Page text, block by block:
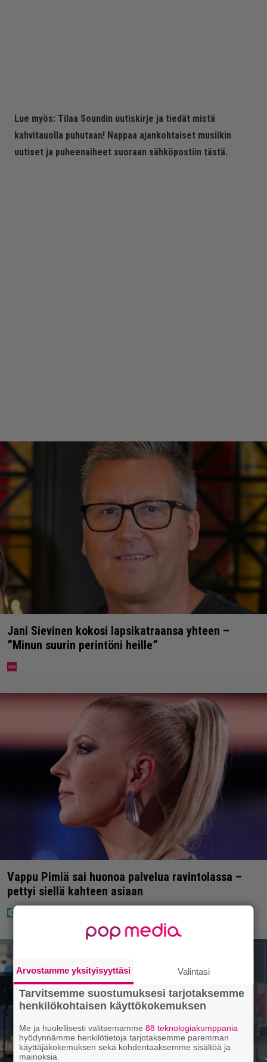
Lue myös: Tilaa Soundin uutiskirje ja tiedät mistä
kahvitauolla puhutaan! Nappaa ajankohtaiset musiikin
uutiset ja puheenaiheet suoraan sähköpostiin tästä.
Jani Sievinen kokosi lapsikatraansa yhteen –
”Minun suurin perintöni heille”
Vappu Pimiä sai huonoa palvelua ravintolassa –
pettyi siellä kahteen asiaan
Arvostamme yksityisyyttäsi Valintasi
Tarvitsemme suostumuksesi tarjotaksemme
henkilökohtaisen käyttökokemuksen
Me ja huolellisesti valitsemamme88 teknologiakumppania
hyödynnämme henkilötietoja tarjotaksemme paremman
käyttäjäkokemuksen sekä kohdentaaksemme sisältöä ja
mainoksia.